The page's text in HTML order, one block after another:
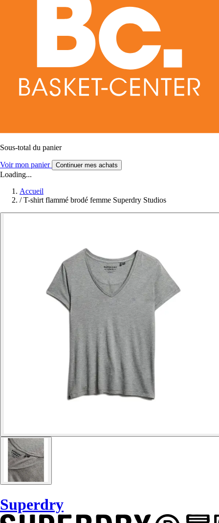
Sous-total du panier
Voir mon panier Continuer mes achats
Loading...
Accueil
/ T-shirt flammé brodé femme Superdry Studios
Superdry